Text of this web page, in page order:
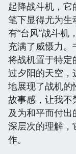
起降战斗机，
笔下显得尤为生
有“台风”战斗机
充满了威慑力
将战机置于特定
过夕阳的天空，
地展现了战机的
故事感，让我不
及为和平而付
深层次的理解，
作。